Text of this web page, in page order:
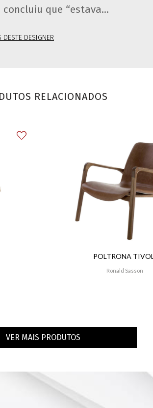
que “estava...
DESIGNER
RELACIONADOS
POLTRONA
Ronald Sasson
VER MAIS PRODUTOS